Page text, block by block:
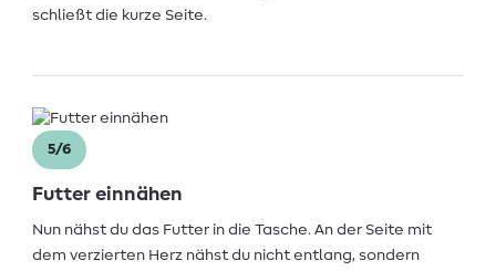
schließt die kurze Seite.
5/6
Futter einnähen
Nun nähst du das Futter in die Tasche. An der Seite mit
dem verzierten Herz nähst du nicht entlang, sondern